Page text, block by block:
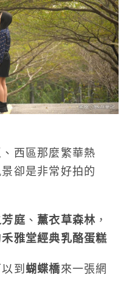
西區那麼繁華熱
卻是非常好拍的
庭 、 薰衣草森林 ，
禾雅堂經典乳酪蛋糕
到蝴蝶橋來一張網